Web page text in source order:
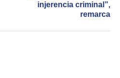
injerencia criminal”,
remarca